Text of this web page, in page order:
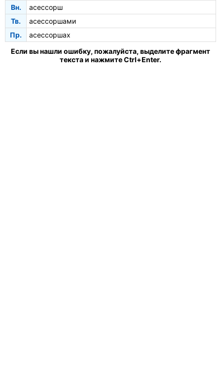
Вн.
асессорш
Тв.
асессоршами
Пр.
асессоршах
Если вы нашли ошибку, пожалуйста, выделите фрагмент
текста и нажмите Ctrl+Enter.